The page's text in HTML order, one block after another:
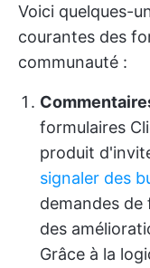
Voici quelques-
courantes des
communauté :
formulaires
produit
signaler des
demandes
des
Grâce à la